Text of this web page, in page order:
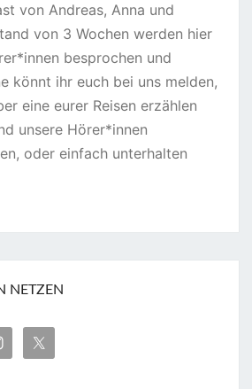
von Andreas, Anna und
von 3 Wochen werden hier
besprochen und
könnt ihr euch bei uns melden,
eine eurer Reisen erzählen
unsere Hörer*innen
oder einfach unterhalten
NETZEN